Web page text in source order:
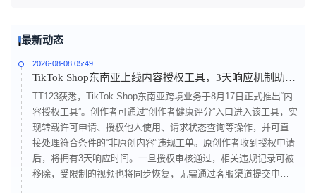
最新动态
2026-08-08 05:49
TikTok Shop东南亚上线内容授权工具，3天响应机制助力
非原创内容合规处理
TT123获悉，TikTok Shop东南亚跨境业务于8月17日正式推出“内
容授权工具”。创作者可通过“创作者健康评分”入口进入该工具，实
现转载许可申请、授权他人使用、请求状态查询等操作，并可直
接处理符合条件的“非原创内容”违规工单。原创作者收到授权申请
后，将拥有3天响应时间。一旦授权审核通过，相关违规记录可被
移除，受限制的视频也将同步恢复，无需通过客服渠道提交申